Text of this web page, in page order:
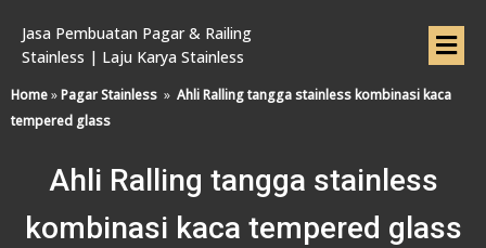
Jasa Pembuatan Pagar & Railing
Stainless | Laju Karya Stainless
Home»Pagar Stainless » Ahli Ralling tangga stainless kombinasi kaca
tempered glass
Ahli Ralling tangga stainless
kombinasi kaca tempered glass